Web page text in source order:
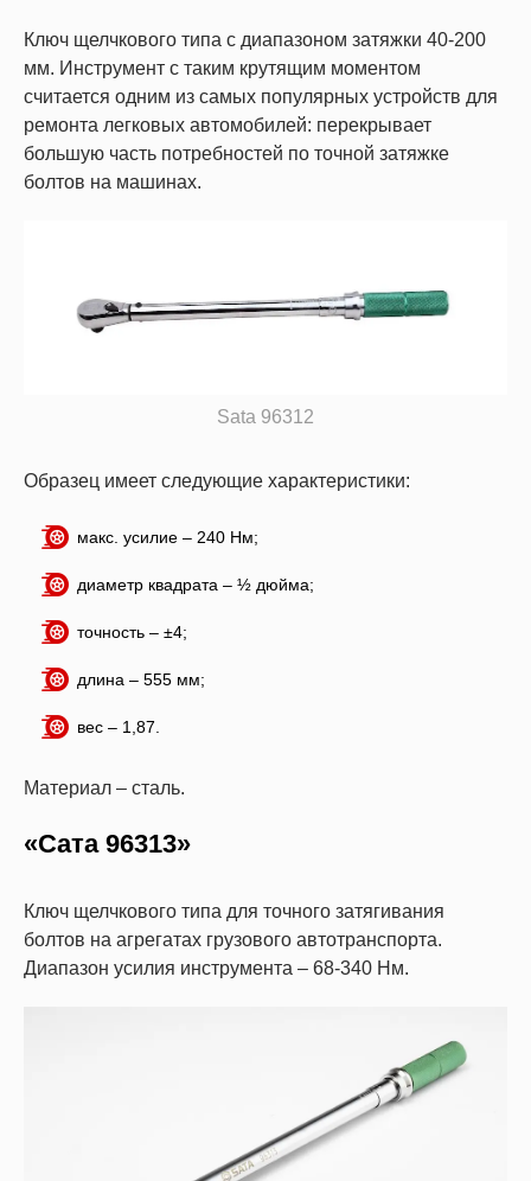
Ключ щелчкового типа с диапазоном затяжки 40-200
мм. Инструмент с таким крутящим моментом
считается одним из самых популярных устройств для
ремонта легковых автомобилей: перекрывает
большую часть потребностей по точной затяжке
болтов на машинах.
Sata 96312
Образец имеет следующие характеристики:
макс. усилие – 240 Нм;
диаметр квадрата – ½ дюйма;
точность – ±4;
длина – 555 мм;
вес – 1,87.
Материал – сталь.
«Сата 96313»
Ключ щелчкового типа для точного затягивания
болтов на агрегатах грузового автотранспорта.
Диапазон усилия инструмента – 68-340 Нм.